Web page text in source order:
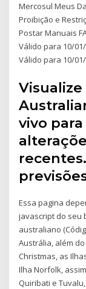
Mercosul Meus
Proibição e
Postar Manuais
Válido para 10/01/
Válido para 10/01/
vivo
Essa pagina
javascript do seu
australiano
Austrália, além
Christmas, as
Ilha Norfolk,
Quiribati e